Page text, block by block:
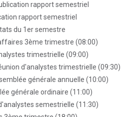
rapport semestriel
rapport semestriel
du 1er semestre
3ème trimestre (08:00)
trimestrielle (09:00)
d'analystes trimestrielle (09:30)
générale annuelle (10:00)
générale ordinaire (11:00)
semestrielle (11:30)